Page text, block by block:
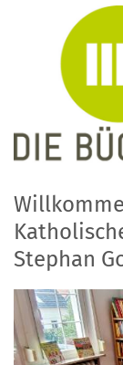
Zum Inhalt
Stephan